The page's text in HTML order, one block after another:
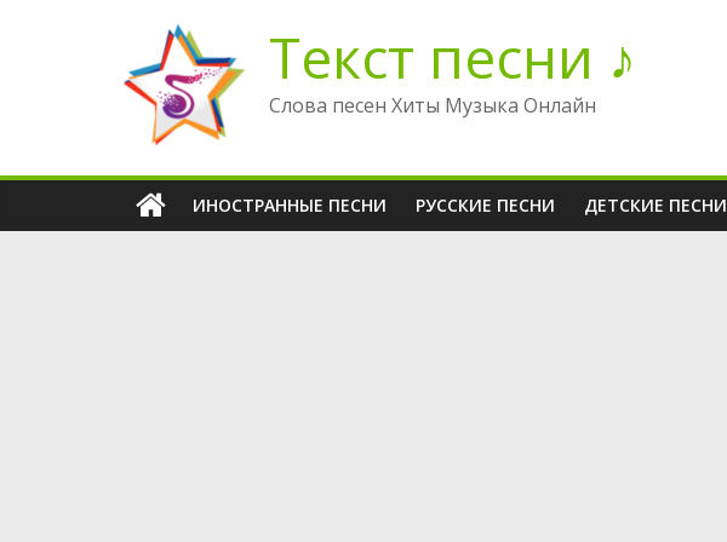
содержимому
Текст песни ♪
Слова песен Хиты Музыка Онлайн
ИНОСТРАННЫЕ ПЕСНИ РУССКИЕ ПЕСНИ ДЕТСКИЕ ПЕСНИ